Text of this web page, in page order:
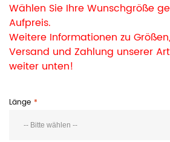
Wählen Sie Ihre Wunschgröße
Aufpreis.
Weitere Informationen zu
Versand und Zahlung unserer
weiter unten!
Länge